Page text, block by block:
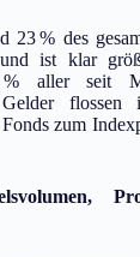
23 % des
und ist klar
% aller seit
Gelder
zum